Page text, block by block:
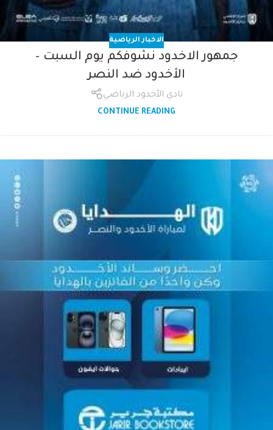
الاخبار الرياضية
جمهور الاخدود نشوفكم يوم السبت –
الأخدود ضد النصر
نادي الأخدود الرياضي
CONTINUE READING